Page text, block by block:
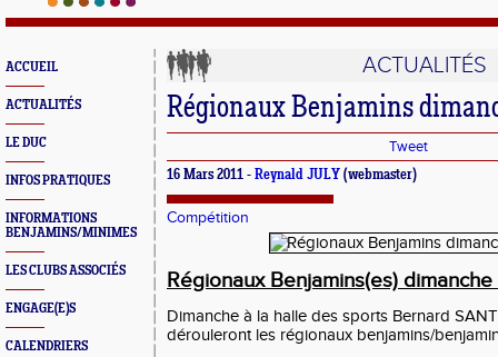
ACCUEIL
ACTUALITÉS
LE DUC
INFOS PRATIQUES
INFORMATIONS
BENJAMINS/MINIMES
LES CLUBS ASSOCIÉS
ENGAGE(E)S
CALENDRIERS
ACTUALITÉS
Régionaux Benjamins
Tweet
16 Mars 2011 - Reynald JULY (webmaster)
Compétition
Régionaux Benjamins(es)
Dimanche à la halle des sports Bernard
dérouleront les régionaux benjamins/